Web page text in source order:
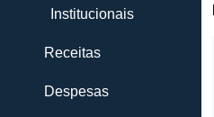
Institucionais
Receitas
Despesas